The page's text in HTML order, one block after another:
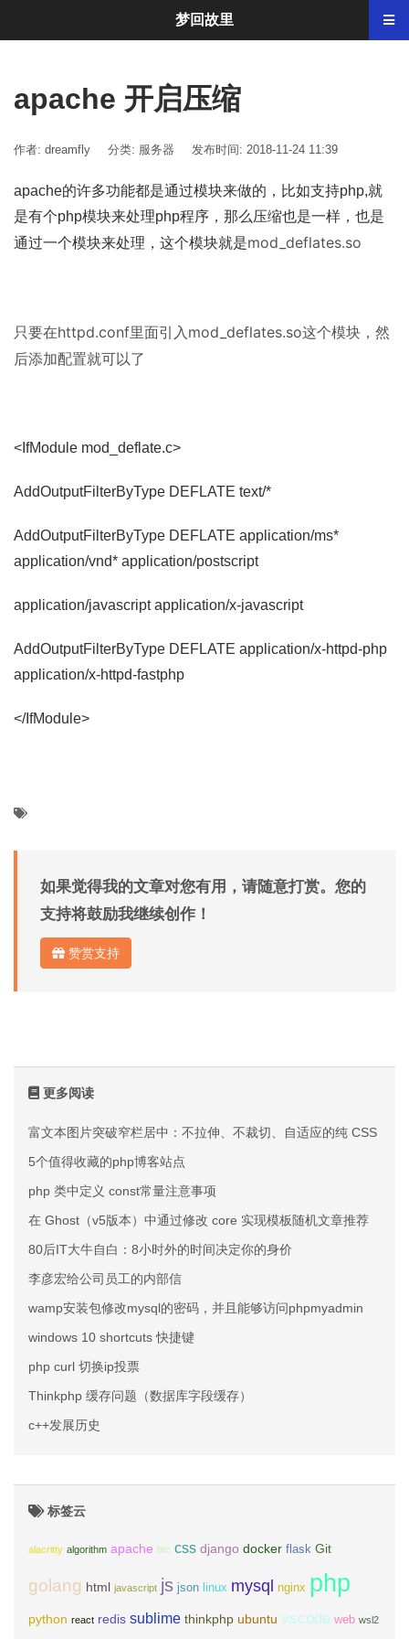
apache 开启压缩
作者: dreamfly 分类: 服务器 发布时间: 2018-11-24 11:39
apache的许多功能都是通过模块来做的，比如支持php,就
是有个php模块来处理php程序，那么压缩也是一样，也是
通过一个模块来处理，这个模块就是mod_deflates.so
只要在httpd.conf里面引入mod_deflates.so这个模块，然
后添加配置就可以了
<IfModule mod_deflate.c>
AddOutputFilterByType DEFLATE text/*
AddOutputFilterByType DEFLATE application/ms*
application/vnd* application/postscript
application/javascript application/x-javascript
AddOutputFilterByType DEFLATE application/x-httpd-php
application/x-httpd-fastphp
</IfModule>
如果觉得我的文章对您有用，请随意打赏。您的
支持将鼓励我继续创作！
赞赏支持
更多阅读
富文本图片突破窄栏居中：不拉伸、不裁切、自适应的纯 CSS 方案
5个值得收藏的php博客站点
php 类中定义 const常量注意事项
在 Ghost（v5版本）中通过修改 core 实现模板随机文章推荐
80后IT大牛自白：8小时外的时间决定你的身价
李彦宏给公司员工的内部信
wamp安装包修改mysql的密码，并且能够访问phpmyadmin
windows 10 shortcuts 快捷键
php curl 切换ip投票
Thinkphp 缓存问题（数据库字段缓存）
c++发展历史
标签云
alacritty algorithm apache btc css django docker flask Git
golang html javascript js json linux mysql nginx php
python react redis sublime thinkphp ubuntu vscode web wsl2
梦回故里